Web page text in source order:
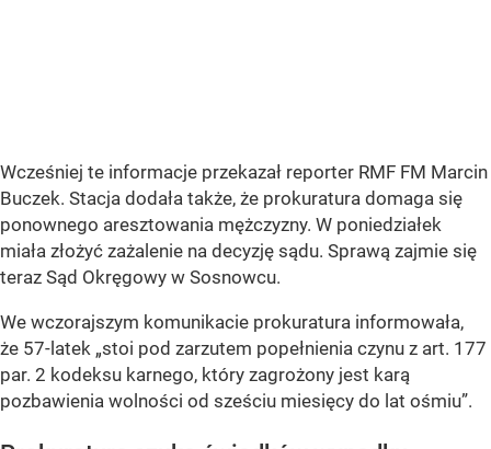
Wcześniej te informacje przekazał reporter RMF FM Marcin
Buczek. Stacja dodała także, że prokuratura domaga się
ponownego aresztowania mężczyzny. W poniedziałek
miała złożyć zażalenie na decyzję sądu. Sprawą zajmie się
teraz Sąd Okręgowy w Sosnowcu.
We wczorajszym komunikacie prokuratura informowała,
że 57-latek „stoi pod zarzutem popełnienia czynu z art. 177
par. 2 kodeksu karnego, który zagrożony jest karą
pozbawienia wolności od sześciu miesięcy do lat ośmiu”.